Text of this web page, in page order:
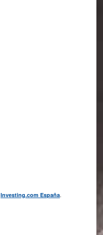
Investing.com España.